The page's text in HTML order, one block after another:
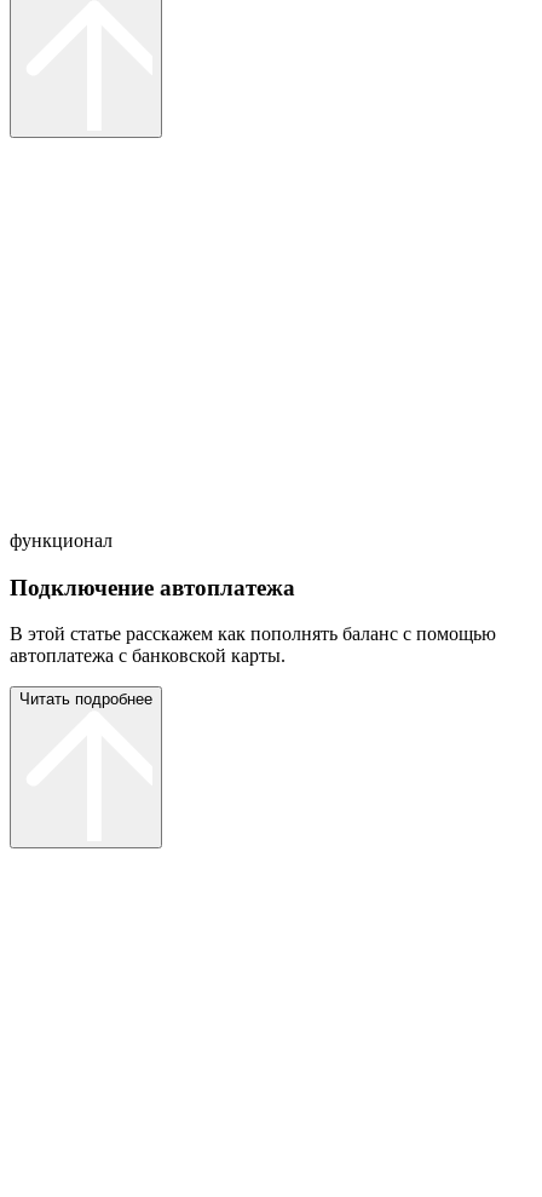
функционал
Подключение автоплатежа
В этой статье расскажем как пополнять баланс с помощью
автоплатежа с банковской карты.
Читать подробнее